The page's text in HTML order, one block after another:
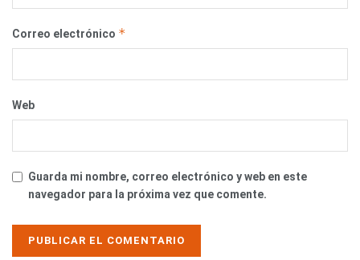
Correo electrónico *
Web
Guarda mi nombre, correo electrónico y web en este
navegador para la próxima vez que comente.